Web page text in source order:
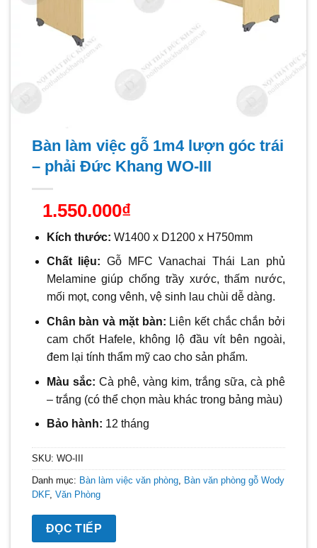
Bàn làm việc gỗ 1m4 lượn góc trái
– phải Đức Khang WO-III
1.550.000₫
Kích thước: W1400 x D1200 x H750mm
Chất liệu: Gỗ MFC Vanachai Thái Lan phủ
Melamine giúp chống trầy xước, thấm nước,
mối mọt, cong vênh, vệ sinh lau chùi dễ dàng.
Chân bàn và mặt bàn: Liên kết chắc chắn bởi
cam chốt Hafele, không lộ đầu vít bên ngoài,
đem lại tính thẩm mỹ cao cho sản phẩm.
Màu sắc: Cà phê, vàng kim, trắng sữa, cà phê
– trắng (có thể chọn màu khác trong bảng màu)
Bảo hành: 12 tháng
SKU: WO-III
Danh mục: Bàn làm việc văn phòng
Bàn văn phòng gỗ Wody
DKF, Văn Phòng
ĐỌC TIẾP